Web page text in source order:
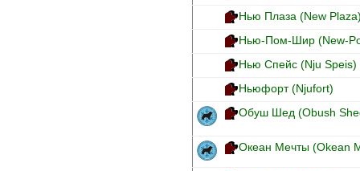
Нью Плаза (New
Нью-Пом-Шир (New-
Нью Спейс (Nju Speis)
Ньюфорт (Njufort)
Обуш Шед (Obush
Океан Мечты (Okean